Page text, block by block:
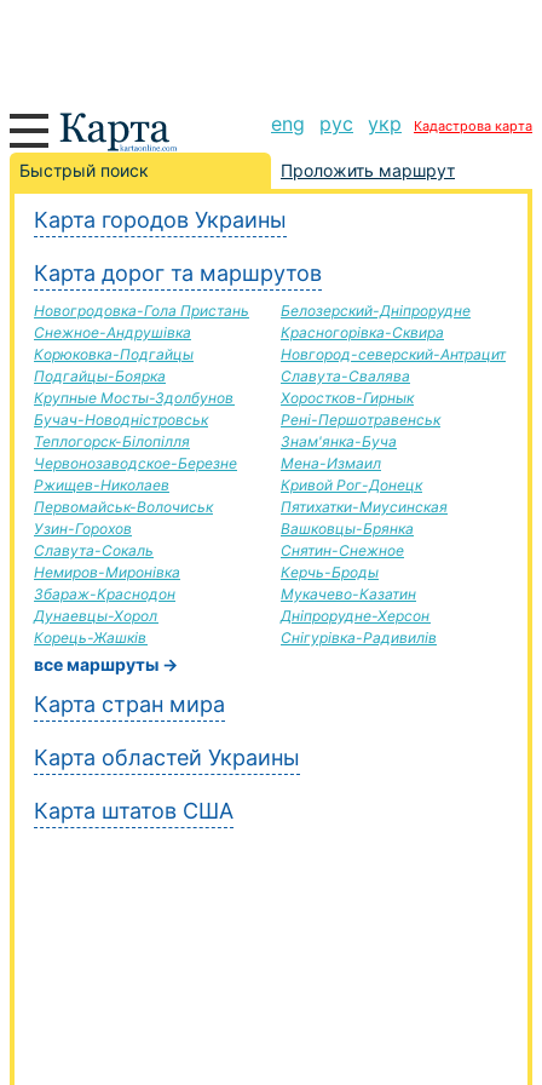
eng рус укр Кадастрова карта
Быстрый поиск Проложить маршрут
Карта городов Украины
Карта дорог та маршрутов
Новогродовка-Гола Пристань
Снежное-Андрушівка
Корюковка-Подгайцы
Подгайцы-Боярка
Крупные Мосты-Здолбунов
Бучач-Новодністровськ
Теплогорск-Білопілля
Червонозаводское-Березне
Ржищев-Николаев
Первомайськ-Волочиськ
Узин-Горохов
Славута-Сокаль
Немиров-Миронівка
Збараж-Краснодон
Дунаевцы-Хорол
Корець-Жашків
Белозерский-Дніпрорудне
Красногорівка-Сквира
Новгород-северский-Антрацит
Славута-Свалява
Хоростков-Гирнык
Рені-Першотравенськ
Знам'янка-Буча
Мена-Измаил
Кривой Рог-Донецк
Пятихатки-Миусинская
Вашковцы-Брянка
Снятин-Снежное
Керчь-Броды
Мукачево-Казатин
Дніпрорудне-Херсон
Снігурівка-Радивилів
все маршруты →
Карта стран мира
Карта областей Украины
Карта штатов США
Носовка-Бурштин дорога, маршрут Носовка-
Бурштин, автомобильная дорога
+
−